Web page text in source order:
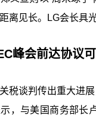
离见长。LG会长具
峰会前达协议
税谈判传出重大进
，与美国商务部长